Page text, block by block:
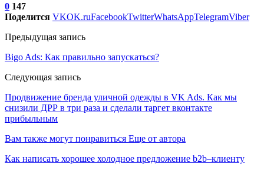
0 147
Поделится VKOK.ruFacebookTwitterWhatsAppTelegramViber
Предыдущая запись
Bigo Ads: Как правильно запускаться?
Следующая запись
Продвижение бренда уличной одежды в VK Ads. Как мы
снизили ДРР в три раза и сделали таргет вконтакте
прибыльным
Вам также могут понравиться Еще от автора
Как написать хорошее холодное предложение b2b–клиенту